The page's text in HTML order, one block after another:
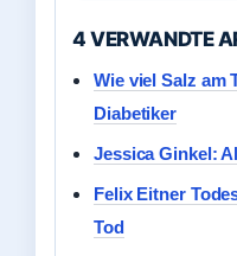
4 VERWANDTE
Wie viel Salz am
Diabetiker
Jessica Ginkel:
Felix Eitner
Tod